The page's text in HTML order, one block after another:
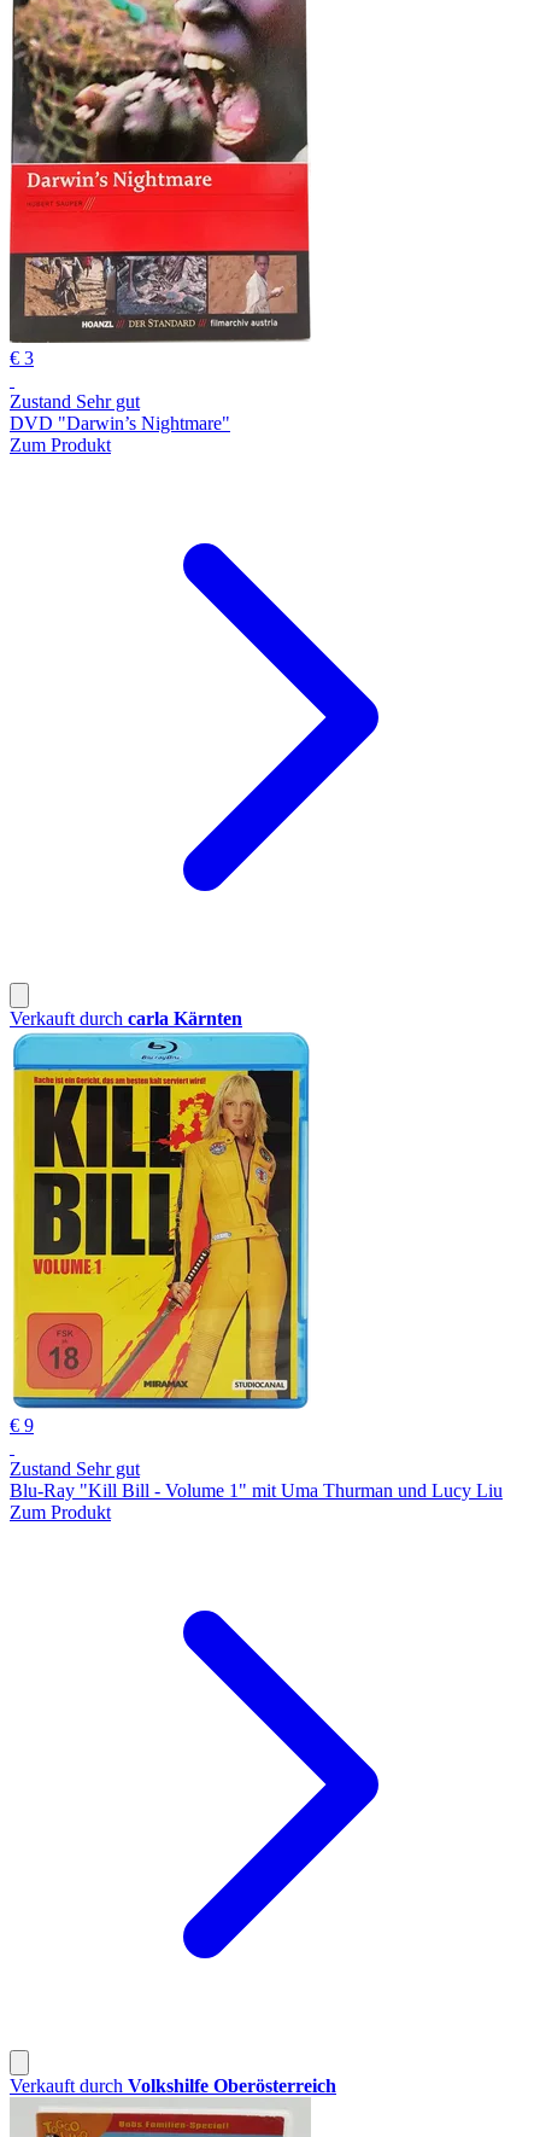
€ 3
Zustand Sehr gut
DVD "Darwin’s Nightmare"
Zum Produkt
Verkauft durch carla Kärnten
€ 9
Zustand Sehr gut
Blu-Ray "Kill Bill - Volume 1" mit Uma Thurman und Lucy Liu
Zum Produkt
Verkauft durch Volkshilfe Oberösterreich